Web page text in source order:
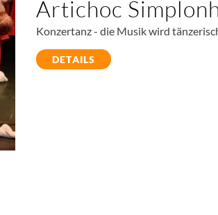
Artichoc
Konzertanz - die Musik wird
DETAILS